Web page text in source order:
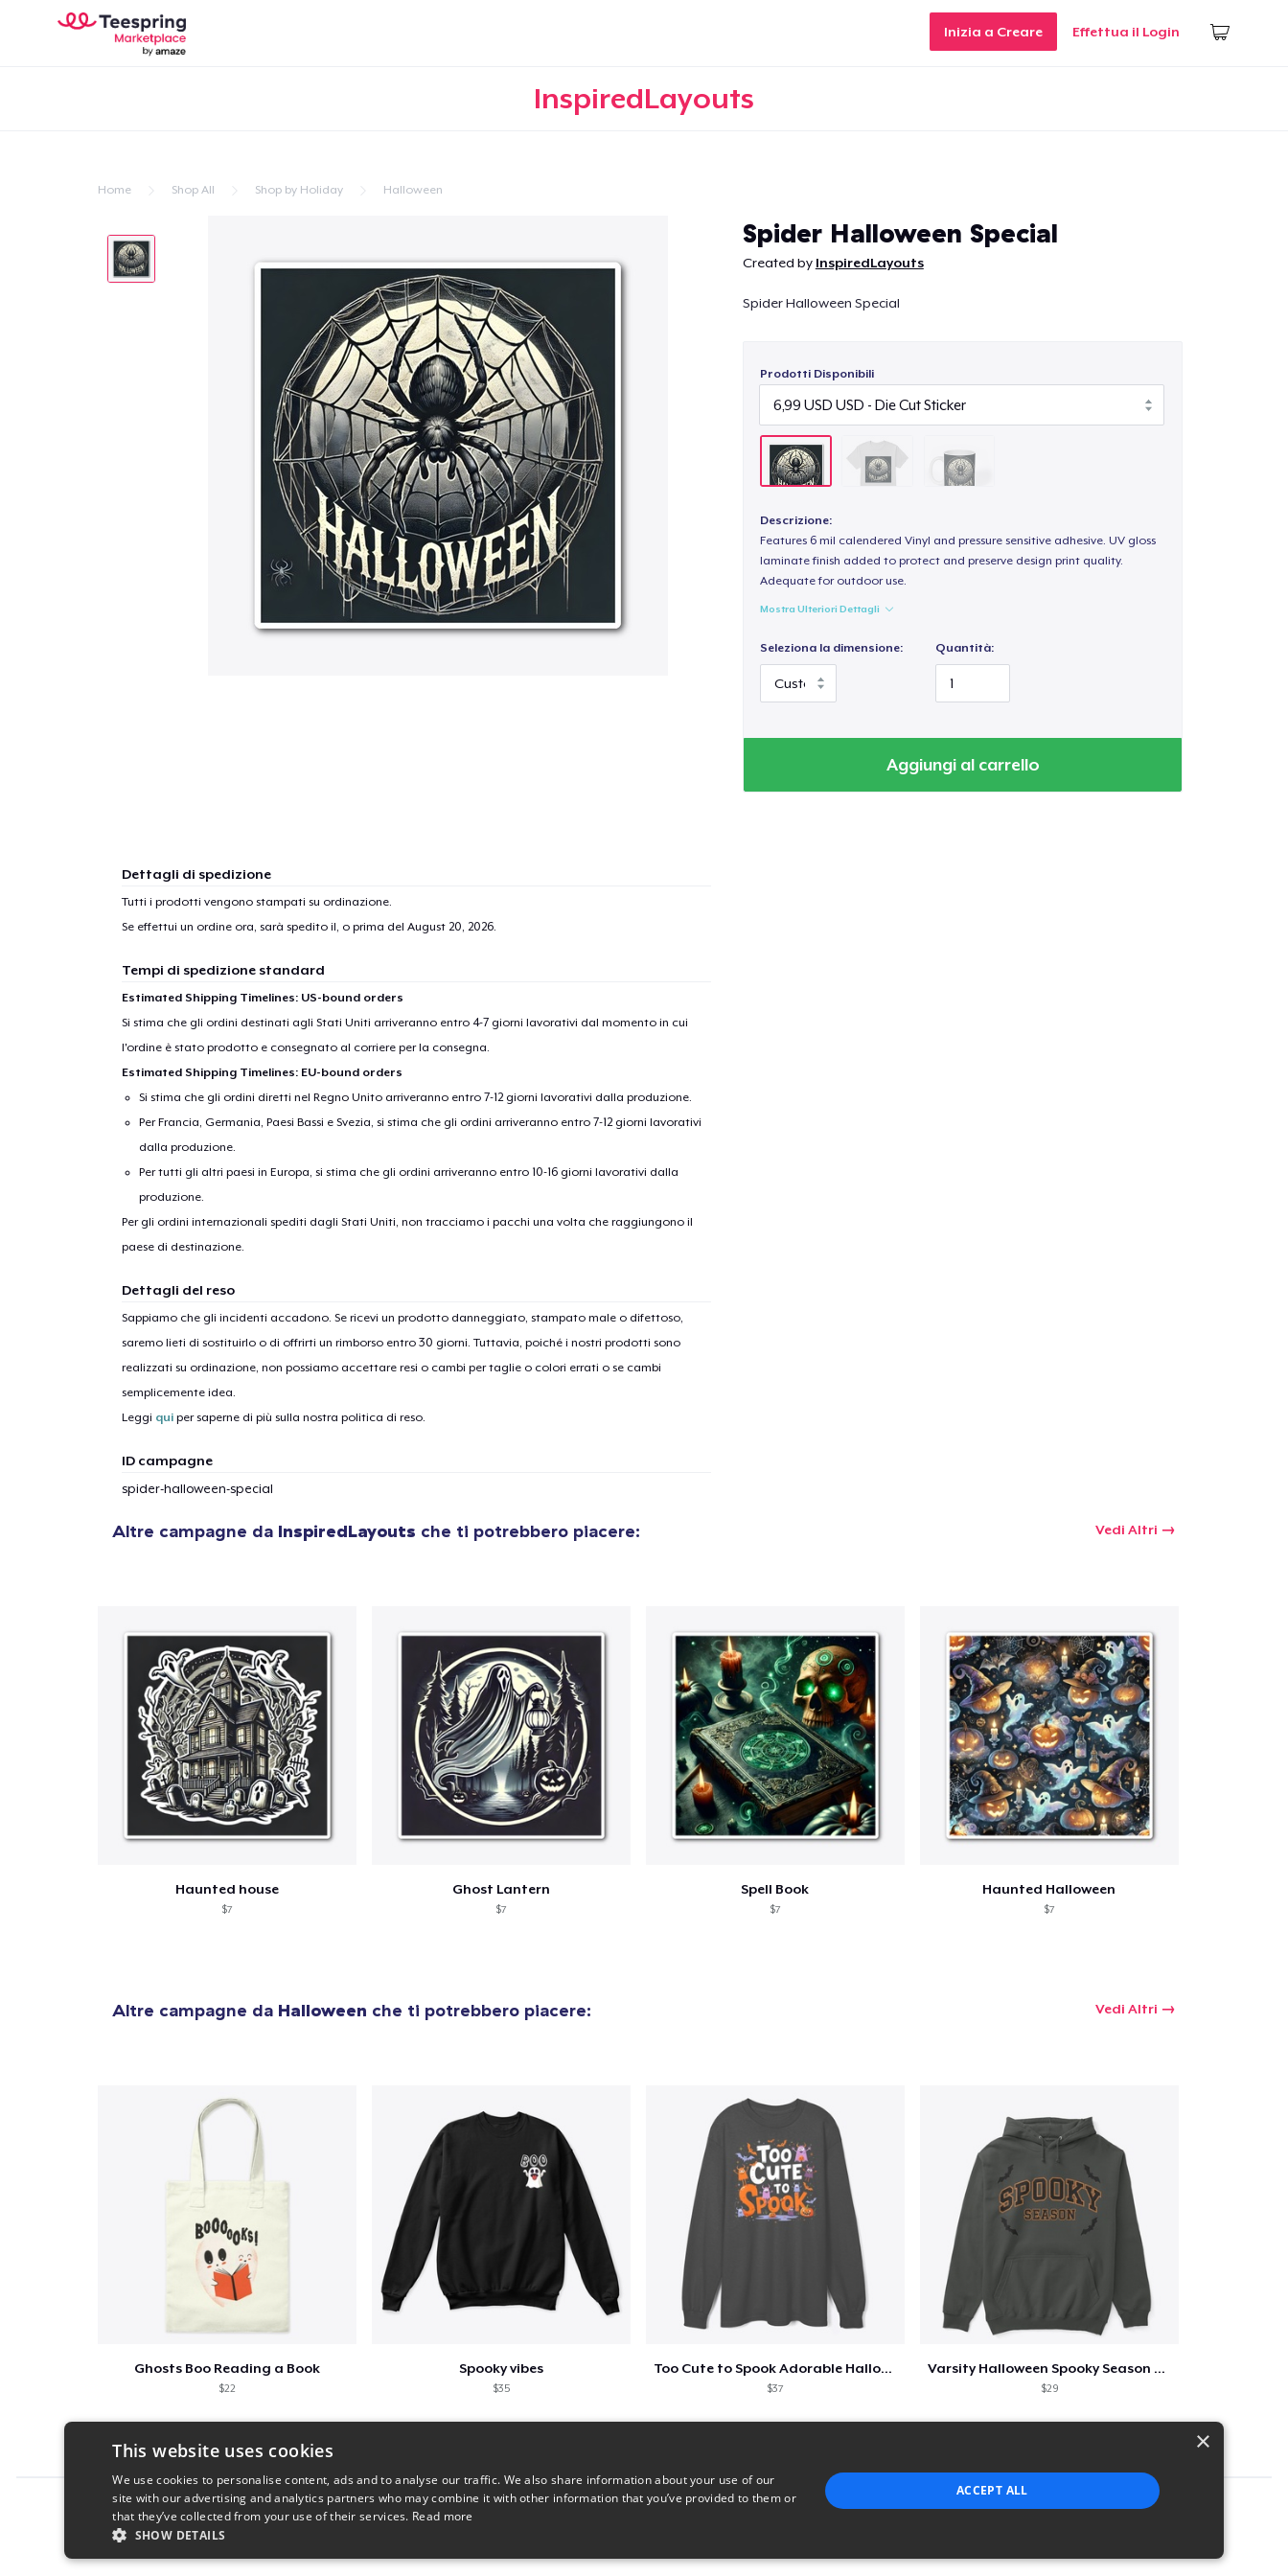
Inizia a Creare Effettua il Login
InspiredLayouts
Home Shop All Shop by Holiday Halloween
Spider Halloween Special
Created by InspiredLayouts
Spider Halloween Special
Prodotti Disponibili
Descrizione:
Features 6 mil calendered Vinyl and pressure sensitive adhesive. UV gloss
laminate finish added to protect and preserve design print quality.
Adequate for outdoor use.
Mostra Ulteriori Dettagli
Seleziona la dimensione: Quantità:
Aggiungi al carrello
Dettagli di spedizione
Tutti i prodotti vengono stampati su ordinazione.
Se effettui un ordine ora, sarà spedito il, o prima del August 20, 2026.
Tempi di spedizione standard
Estimated Shipping Timelines: US-bound orders
Si stima che gli ordini destinati agli Stati Uniti arriveranno entro 4-7 giorni lavorativi dal momento in cui
l'ordine è stato prodotto e consegnato al corriere per la consegna.
Estimated Shipping Timelines: EU-bound orders
Si stima che gli ordini diretti nel Regno Unito arriveranno entro 7-12 giorni lavorativi dalla produzione.
Per Francia, Germania, Paesi Bassi e Svezia, si stima che gli ordini arriveranno entro 7-12 giorni lavorativi
dalla produzione.
Per tutti gli altri paesi in Europa, si stima che gli ordini arriveranno entro 10-16 giorni lavorativi dalla
produzione.
Per gli ordini internazionali spediti dagli Stati Uniti, non tracciamo i pacchi una volta che raggiungono il
paese di destinazione.
Dettagli del reso
Sappiamo che gli incidenti accadono. Se ricevi un prodotto danneggiato, stampato male o difettoso,
saremo lieti di sostituirlo o di offrirti un rimborso entro 30 giorni. Tuttavia, poiché i nostri prodotti sono
realizzati su ordinazione, non possiamo accettare resi o cambi per taglie o colori errati o se cambi
semplicemente idea.
Leggi quiper saperne di più sulla nostra politica di reso.
ID campagne
spider-halloween-special
Altre campagne da InspiredLayouts che ti potrebbero piacere: Vedi Altri
Haunted house
$7
Ghost Lantern
$7
Spell Book
$7
Haunted Halloween
$7
Altre campagne da Halloween che ti potrebbero piacere: Vedi Altri
Ghosts Boo Reading a Book
$22
Spooky vibes
$35
Too Cute to Spook Adorable Halloween Tee
$37
Varsity Halloween Spooky Season Letter
$29
Report this product
1articolo aggiunto al carrello
Classic Crew Neck T-Shirt
16,99 USD
Mug
15,99 USD
×
This website uses cookies
We use cookies to personalise content, ads and to analyse our traffic. We also share information about your use of our
site with our advertising and analytics partners who may combine it with other information that you’ve provided to them or
that they’ve collected from your use of their services. Read more
SHOW DETAILS
ACCEPT ALL